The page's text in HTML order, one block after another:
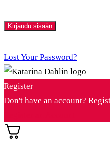
Lost Your Password?
Register
Don't have an account?